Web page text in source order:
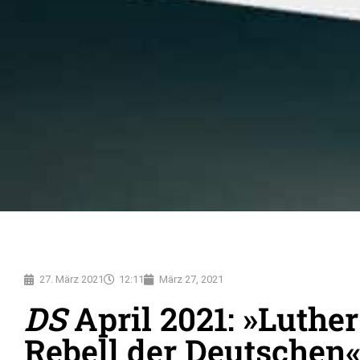
27. März 2021 12:11 März 27, 2021
DSApril 2021:
Rebell der